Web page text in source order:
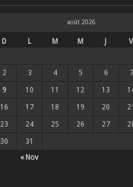
août 2026
D L M M V
« Nov
2 3 4 5 6 7
9 10 11 12 13
16 17 18 19 20 21
23 24 25 26 27
30 31